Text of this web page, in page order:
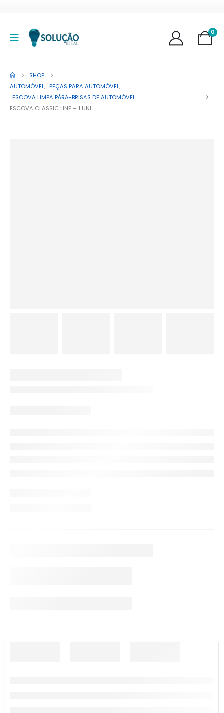
0
SHOP
AUTOMÓVEL, PEÇAS PARA AUTOMÓVEL,
ESCOVA LIMPA PÁRA-BRISAS DE AUTOMÓVEL
ESCOVA CLASSIC LINE – 1 UNI